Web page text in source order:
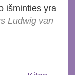
išminties yra
Ludwig van